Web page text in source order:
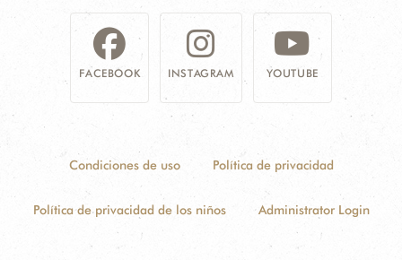
FACEBOOK INSTAGRAM YOUTUBE
Condiciones de uso Política de privacidad
Política de privacidad de los niños Administrator Login